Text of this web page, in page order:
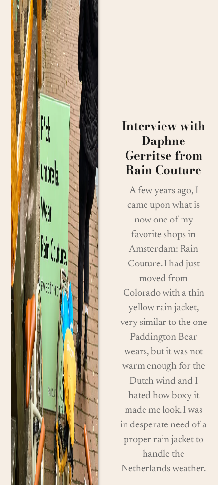
Interview with
Daphne
Gerritse from
Rain Couture
A few years ago, I
came upon what is
now one of my
favorite shops in
Amsterdam: Rain
Couture. I had just
moved from
Colorado with a thin
yellow rain jacket,
very similar to the one
Paddington Bear
wears, but it was not
warm enough for the
Dutch wind and I
hated how boxy it
made me look. I was
in desperate need of a
proper rain jacket to
handle the
Netherlands weather.